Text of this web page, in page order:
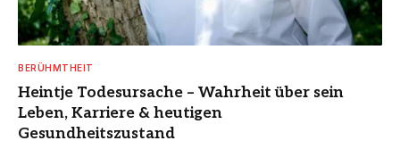
BERÜHMTHEIT
Heintje Todesursache – Wahrheit über sein
Leben, Karriere & heutigen
Gesundheitszustand